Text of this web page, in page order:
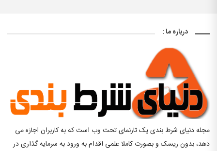
درباره ما :
مجله دنیای شرط بندی یک تارنمای تحت وب است که به کاربران اجازه می
دهد، بدون ریسک و بصورت کاملا علمی اقدام به ورود به سرمایه گذاری در